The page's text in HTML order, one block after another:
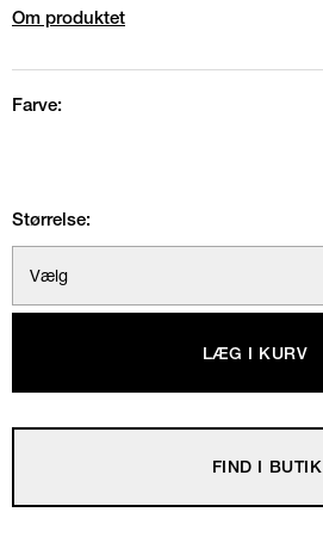
Om produktet
Farve:
Størrelse:
Vælg
LÆG I KURV
FIND I BUTIK